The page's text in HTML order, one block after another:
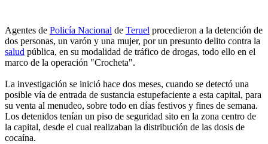
Agentes de Policía Nacional de Teruel procedieron a la detención de
dos personas, un varón y una mujer, por un presunto delito contra la
salud pública, en su modalidad de tráfico de drogas, todo ello en el
marco de la operación "Crocheta".
La investigación se inició hace dos meses, cuando se detectó una
posible vía de entrada de sustancia estupefaciente a esta capital, para
su venta al menudeo, sobre todo en días festivos y fines de semana.
Los detenidos tenían un piso de seguridad sito en la zona centro de
la capital, desde el cual realizaban la distribución de las dosis de
cocaína.